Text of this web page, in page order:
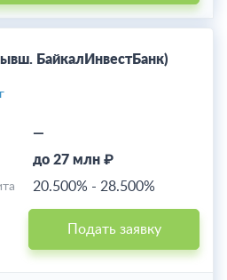
БайкалИнвестБанк)
—
до 27 млн ₽
20.500% - 28.500%
Подать заявку